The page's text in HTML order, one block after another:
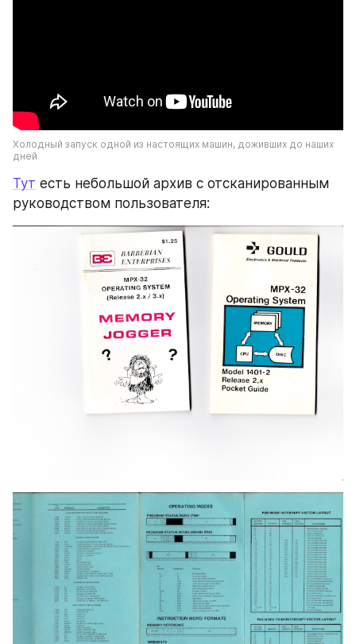
Холодный запуск одной из настоящих машин, доживших до наших
дней
Тут есть небольшой архив с отсканированным
руководством пользователя: